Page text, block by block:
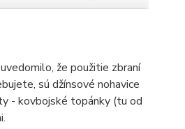
že použitie zbraní
sú džínsové nohavice
- kovbojské topánky (tu od